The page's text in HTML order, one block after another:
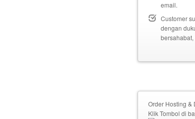
email.
Customer
dengan
Order Hosting &
Klik Tombol di